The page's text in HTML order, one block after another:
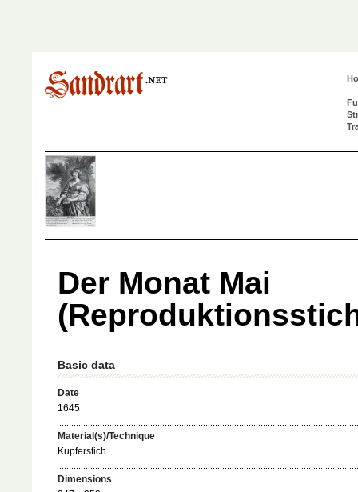
Der Monat Mai
Basic data
Date
1645
Material(s)/Technique
Kupferstich
Dimensions